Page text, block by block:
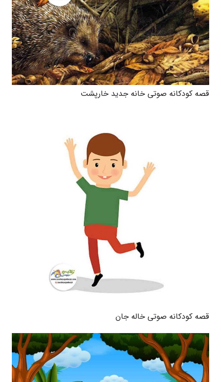
قصه کودکانه صوتی خانه جدید خارپشت
قصه کودکانه صوتی خاله جان